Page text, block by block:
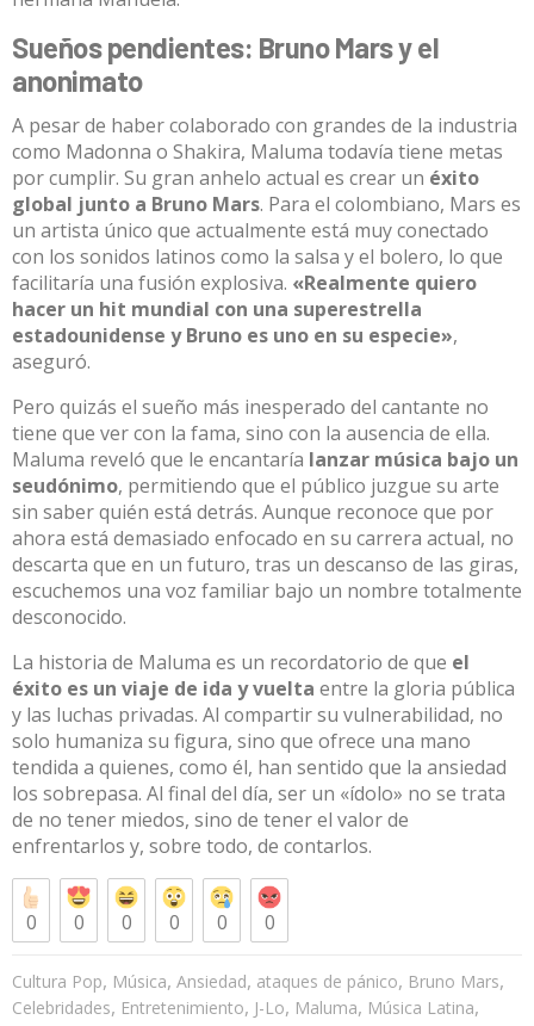
Sueños pendientes: Bruno Mars y el
anonimato
A pesar de haber colaborado con grandes de la industria
como Madonna o Shakira, Maluma todavía tiene metas
por cumplir. Su gran anhelo actual es crear un éxito
global junto a Bruno Mars. Para el colombiano, Mars es
un artista único que actualmente está muy conectado
con los sonidos latinos como la salsa y el bolero, lo que
facilitaría una fusión explosiva. «Realmente quiero
hacer un hit mundial con una superestrella
estadounidense y Bruno es uno en su especie»,
aseguró.
Pero quizás el sueño más inesperado del cantante no
tiene que ver con la fama, sino con la ausencia de ella.
Maluma reveló que le encantaría lanzar música bajo un
seudónimo, permitiendo que el público juzgue su arte
sin saber quién está detrás. Aunque reconoce que por
ahora está demasiado enfocado en su carrera actual, no
descarta que en un futuro, tras un descanso de las giras,
escuchemos una voz familiar bajo un nombre totalmente
desconocido.
La historia de Maluma es un recordatorio de que el
éxito es un viaje de ida y vuelta entre la gloria pública
y las luchas privadas. Al compartir su vulnerabilidad, no
solo humaniza su figura, sino que ofrece una mano
tendida a quienes, como él, han sentido que la ansiedad
los sobrepasa. Al final del día, ser un «ídolo» no se trata
de no tener miedos, sino de tener el valor de
enfrentarlos y, sobre todo, de contarlos.
0 0 0 0 0 0
Cultura Pop, Música, Ansiedad, ataques de pánico, Bruno Mars,
Celebridades, Entretenimiento, J-Lo, Maluma, Música Latina,